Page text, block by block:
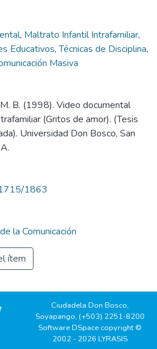
, Maltrato Infantil Intrafamiliar,
Educativos,Técnicas de Disciplina,
Masiva
B. (1998). Video documental
(Gritos de amor). (Tesis
Universidad Don Bosco, San
1863
la Comunicación
ítem
Ciudadela Don Bosco,
Soyapango, (+503) 2251-8200
Software DSpace copyright ©
2002 - 2026 LYRASIS